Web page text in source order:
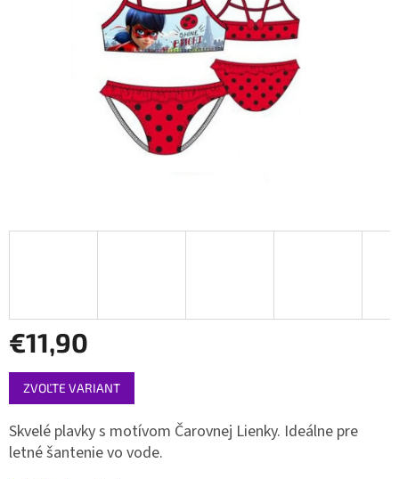
€11,90
Jednotková
cena:
ZVOĽTE VARIANT
Skvelé plavky s motívom Čarovnej Lienky. Ideálne pre
letné šantenie vo vode.